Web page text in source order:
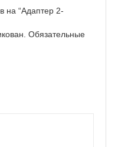
на “Адаптер 2-
Обязательные